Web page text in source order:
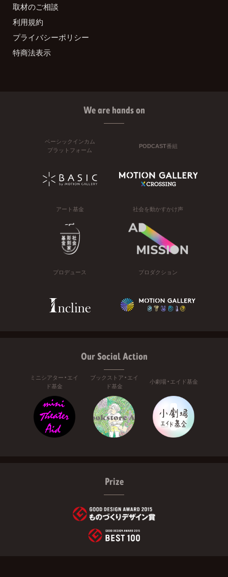
取材のご相談
利用規約
プライバシーポリシー
特商法表示
We are hands on
ベーシックインカム
プラットフォーム
PODCAST番組
アート基金 社会を動かすかけ声
プロデュース プロダクション
Our Social Action
ミニシアター・エイ
ド基金
ブックストア・エイ
ド基金
小劇場・エイド基金
Prize